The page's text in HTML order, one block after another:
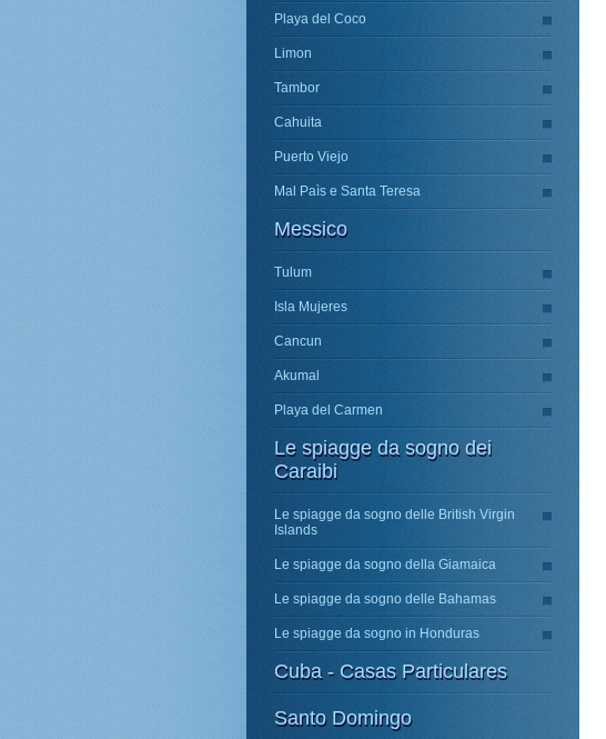
Playa del Coco
Limon
Tambor
Cahuita
Puerto Viejo
Mal Paìs e Santa Teresa
Messico
Tulum
Isla Mujeres
Cancun
Akumal
Playa del Carmen
Le spiagge da sogno dei
Caraibi
Le spiagge da sogno delle British Virgin
Islands
Le spiagge da sogno della Giamaica
Le spiagge da sogno delle Bahamas
Le spiagge da sogno in Honduras
Cuba - Casas Particulares
Santo Domingo